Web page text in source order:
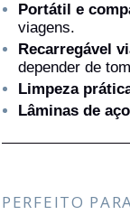
Portátil e
viagens.
Recarregável
depender de
Limpeza
Lâminas de
PERFEITO